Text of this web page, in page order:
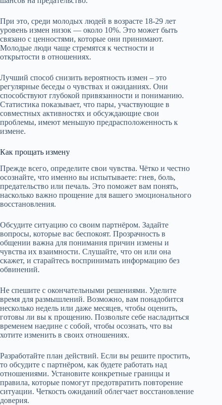
При это, среди молодых людей в возрасте 18-29 лет
уровень измен низок — около 10%. Это может быть
связано с ценностями, которые они принимают.
Молодые люди чаще стремятся к честности и
открытости в отношениях.
Лучший способ снизить вероятность измен – это
регулярные беседы о чувствах и ожиданиях. Они
способствуют глубокой привязанности и пониманию.
Статистика показывает, что пары, участвующие в
совместных активностях и обсуждающие свои
проблемы, имеют меньшую предрасположенность к
измене.
Как прощать измену
Прежде всего, определите свои чувства. Чётко и честно
осознайте, что именно вы испытываете: гнев, боль,
предательство или печаль. Это поможет вам понять,
насколько важно прощение для вашего эмоционального
восстановления.
Обсудите ситуацию со своим партнёром. Задайте
вопросы, которые вас беспокоят. Прозрачность в
общении важна для понимания причин измены и
чувства их взаимности. Слушайте, что он или она
скажет, и старайтесь воспринимать информацию без
обвинений.
Не спешите с окончательными решениями. Уделите
время для размышлений. Возможно, вам понадобится
несколько недель или даже месяцев, чтобы оценить,
готовы ли вы к прощению. Позвольте себе насладиться
временем наедине с собой, чтобы осознать, что вы
хотите изменить в своих отношениях.
Разработайте план действий. Если вы решите простить,
то обсудите с партнёром, как будете работать над
отношениями. Установите конкретные границы и
правила, которые помогут предотвратить повторение
ситуации. Четкость ожиданий облегчает восстановление
доверия.